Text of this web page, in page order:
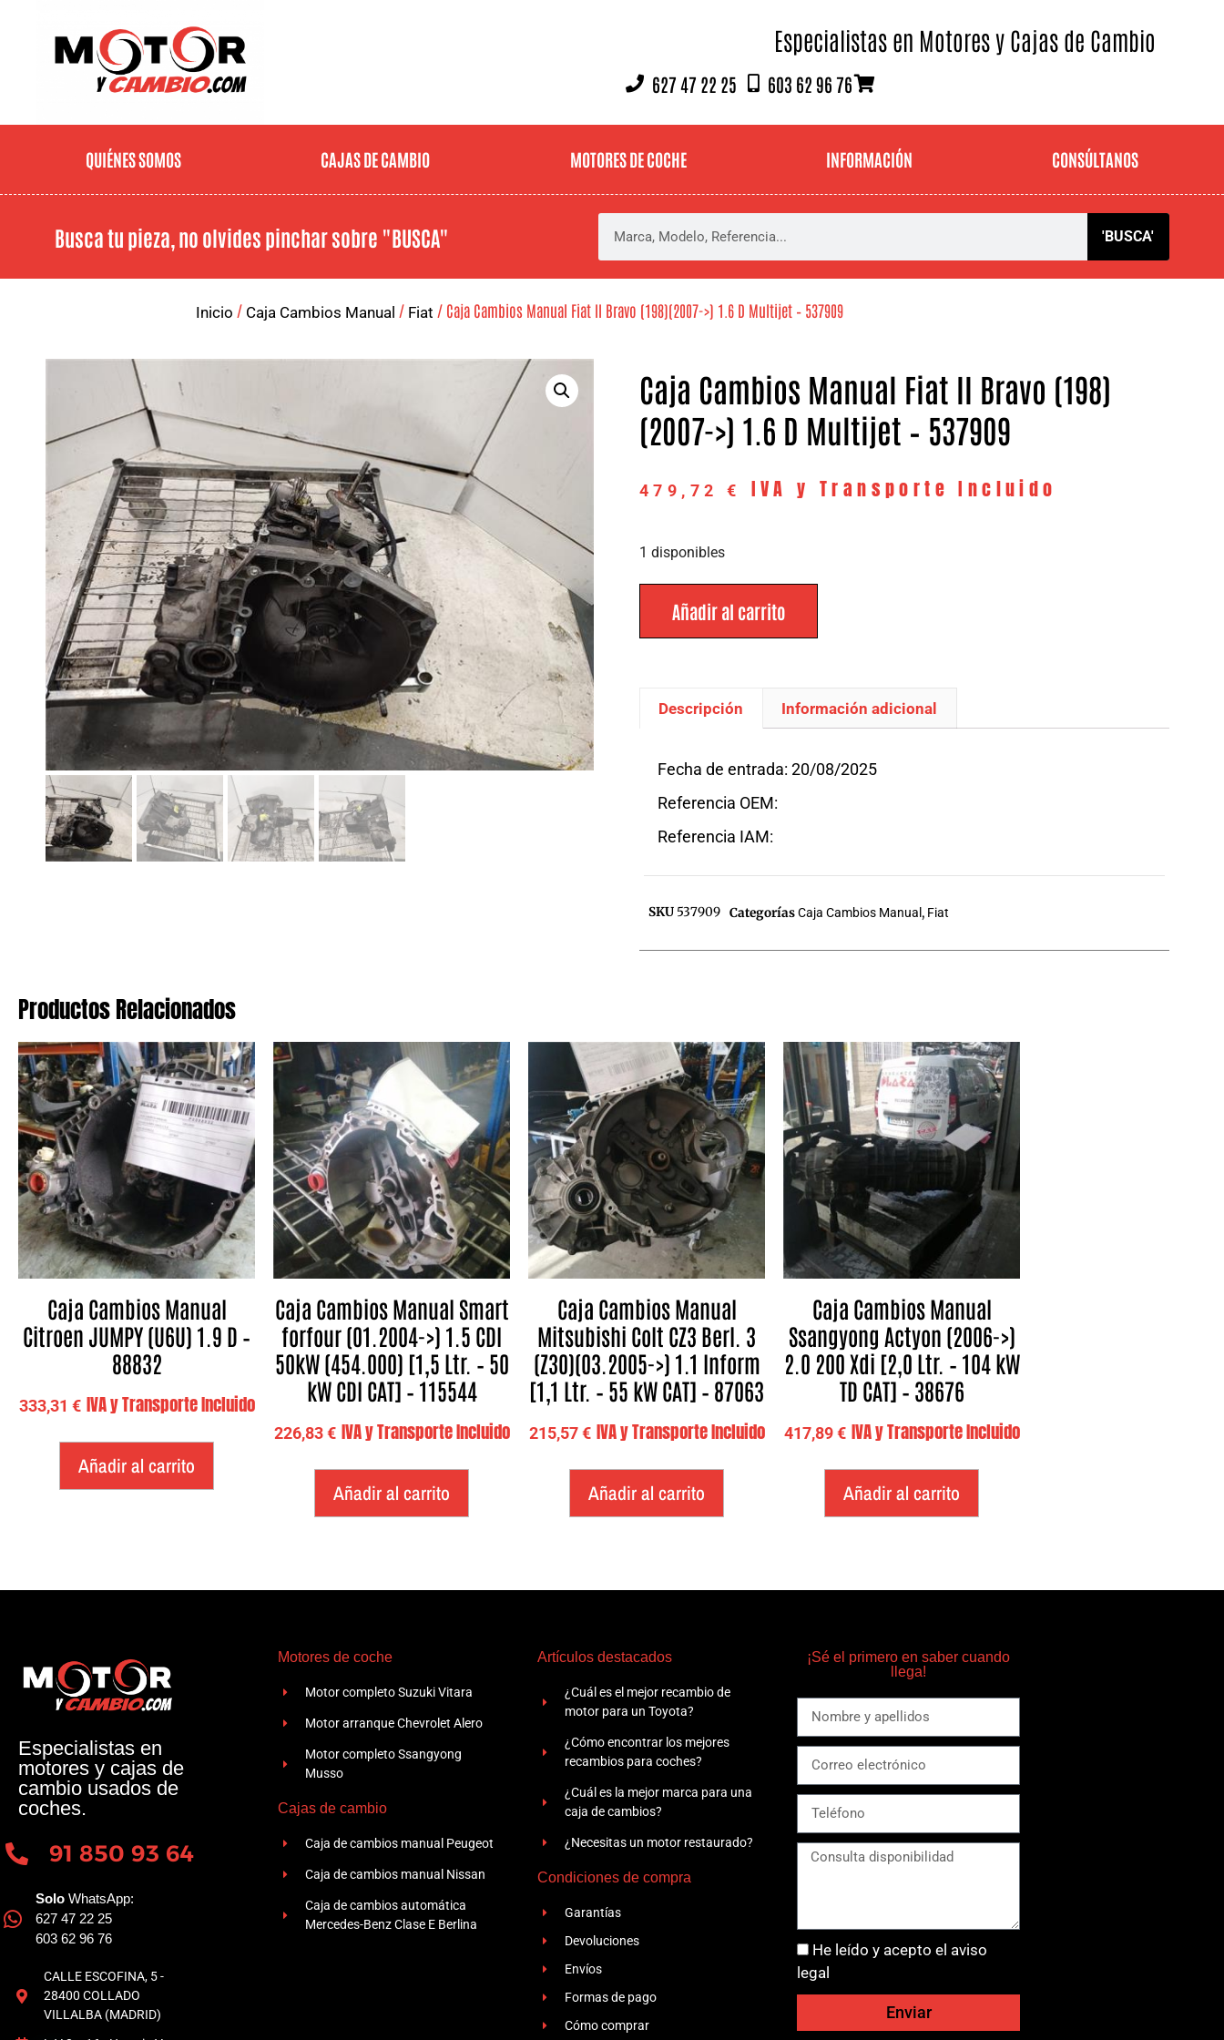
Especialistas en Motores y Cajas de Cambio
627 47 22 25 603 62 96 76
QUIÉNES SOMOS CAJAS DE CAMBIO MOTORES DE COCHE INFORMACIÓN CONSÚLTANOS
Busca tu pieza, no olvides pinchar sobre "BUSCA" 'BUSCA'
Inicio / Caja Cambios Manual / Fiat / Caja Cambios Manual Fiat II Bravo (198)(2007->) 1.6 D Multijet – 537909
Caja Cambios Manual Fiat II Bravo (198)
(2007->) 1.6 D Multijet – 537909
479,72 € IVA y Transporte Incluido
1 disponibles
Añadir al carrito
Descripción Información adicional
Fecha de entrada: 20/08/2025
Referencia OEM:
Referencia IAM:
SKU 537909 CategoríasCaja Cambios Manual , Fiat
Productos Relacionados
Caja Cambios Manual
Citroen JUMPY (U6U) 1.9 D –
88832
333,31 € IVA y Transporte Incluido
Añadir al carrito
Caja Cambios Manual Smart
forfour (01.2004->) 1.5 CDI
50kW (454.000) [1,5 Ltr. – 50
kW CDI CAT] – 115544
226,83€ IVA y Transporte Incluido
Añadir al carrito
Caja Cambios Manual
Mitsubishi Colt CZ3 Berl. 3
(Z30)(03.2005->) 1.1 Inform
[1,1 Ltr. – 55 kW CAT] – 87063
215,57€ IVA y Transporte Incluido
Añadir al carrito
Caja Cambios Manual
Ssangyong Actyon (2006->)
2.0 200 Xdi [2,0 Ltr. – 104 kW
TD CAT] – 38676
417,89€ IVA y Transporte Incluido
Añadir al carrito
Especialistas en
motores y cajas de
cambio usados de
coches.
91 850 93 64
Solo WhatsApp:
627 47 22 25
603 62 96 76
CALLE ESCOFINA, 5 -
28400 COLLADO
VILLALBA (MADRID)
Motores de coche
Motor completo Suzuki Vitara
Motor arranque Chevrolet Alero
Motor completo Ssangyong
Musso
Cajas de cambio
Caja de cambios manual Peugeot
Caja de cambios manual Nissan
Caja de cambios automática
Mercedes-Benz Clase E Berlina
Artículos destacados
¿Cuál es el mejor recambio de
motor para un Toyota?
¿Cómo encontrar los mejores
recambios para coches?
¿Cuál es la mejor marca para una
caja de cambios?
¿Necesitas un motor restaurado?
Condiciones de compra
Garantías
Devoluciones
Envíos
Formas de pago
Cómo comprar
¡Sé el primero en saber cuando
llega!
He leído y acepto el aviso
legal
Enviar